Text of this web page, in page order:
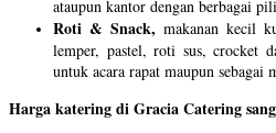
ataupun kantor dengan berbagai
Roti & Snack, makanan kecil
lemper, pastel, roti sus, crocket
untuk acara rapat maupun sebagai
Harga katering di Gracia Catering